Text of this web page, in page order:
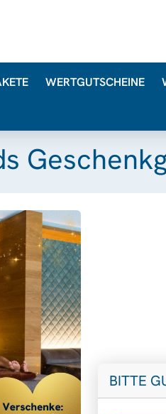
WERTGUTSCHEINE
BITTE